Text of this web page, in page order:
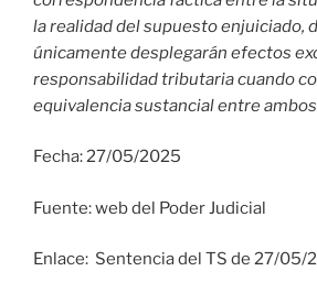
la realidad del supuesto enjuiciado,
únicamente desplegarán efectos
responsabilidad tributaria cuando
equivalencia sustancial entre
Fecha: 27/05/2025
Fuente: web del Poder Judicial
Enlace: Sentencia del TS de 27/05/